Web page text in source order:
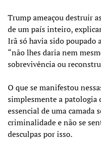
Trump ameaçou destruir
de um país inteiro,
Irã só havia sido poupado
“não lhes daria nem
sobrevivência ou
O que se manifestou
simplesmente a patologia
essencial de uma camada
criminalidade e não se
desculpas por isso.